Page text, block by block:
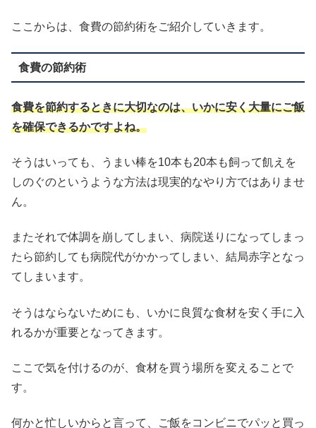
ここからは、食費の節約術をご紹介していきます。
食費の節約術
食費を節約するときに大切なのは、いかに安く大量にご飯
を確保できるかですよね。
そうはいっても、うまい棒を10本も20本も飼って飢えを
しのぐのというような方法は現実的なやり方ではありませ
ん。
またそれで体調を崩してしまい、病院送りになってしまっ
たら節約しても病院代がかかってしまい、結局赤字となっ
てしまいます。
そうはならないためにも、いかに良質な食材を安く手に入
れるかが重要となってきます。
ここで気を付けるのが、食材を買う場所を変えることで
す。
何かと忙しいからと言って、ご飯をコンビニでパッと買っ